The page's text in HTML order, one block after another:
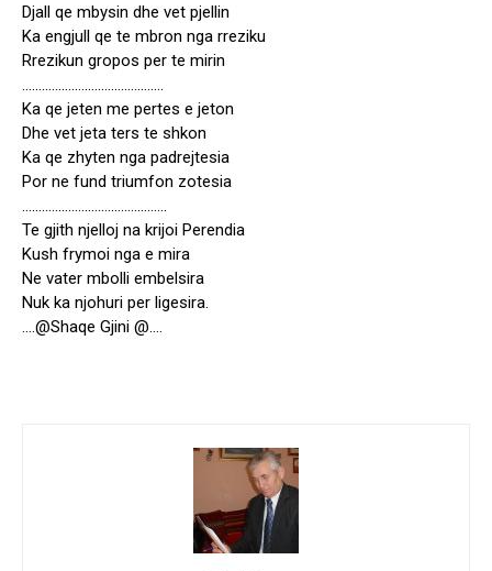
Djall qe mbysin dhe vet pjellin
Ka engjull qe te mbron nga rreziku
Rrezikun gropos per te mirin
…………………………………….
Ka qe jeten me pertes e jeton
Dhe vet jeta ters te shkon
Ka qe zhyten nga padrejtesia
Por ne fund triumfon zotesia
……………………………………..
Te gjith njelloj na krijoi Perendia
Kush frymoi nga e mira
Ne vater mbolli embelsira
Nuk ka njohuri per ligesira.
….@Shaqe Gjini @….